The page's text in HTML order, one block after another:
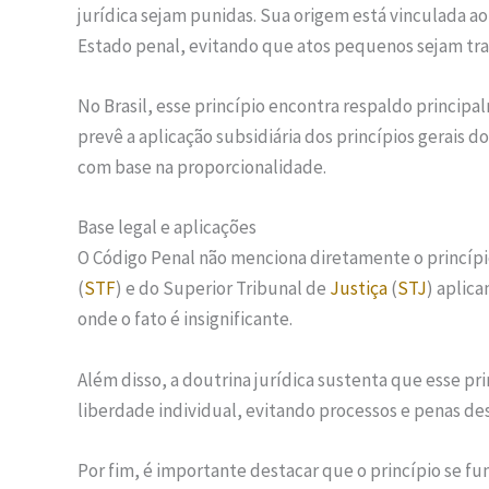
jurídica sejam punidas. Sua origem está vinculada
Estado penal, evitando que atos pequenos sejam
No Brasil, esse princípio encontra respaldo
prevê a aplicação subsidiária dos princípios gerais
com base na proporcionalidade.
Base legal e aplicações
O Código Penal não menciona diretamente o
(STF) e do Superior Tribunal de Justiça(STJ)
onde o fato é insignificante.
Além disso, a doutrina jurídica sustenta que esse
liberdade individual, evitando processos e penas
Por fim, é importante destacar que o princípio se